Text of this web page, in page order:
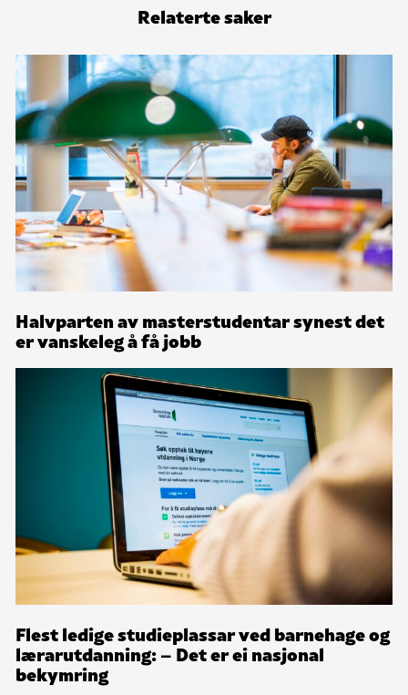
Relaterte saker
Halvparten av masterstudentar synest det
er vanskeleg å få jobb
Flest ledige studieplassar ved barnehage og
lærarutdanning: – Det er ei nasjonal
bekymring